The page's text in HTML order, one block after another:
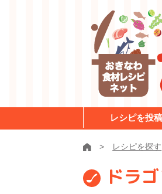
レシピを投
レシピを探す
ドラ